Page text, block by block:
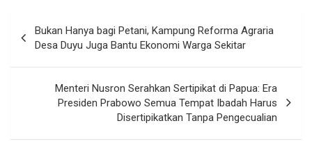
pos
Bukan Hanya bagi Petani, Kampung Reforma Agraria
Desa Duyu Juga Bantu Ekonomi Warga Sekitar
Menteri Nusron Serahkan Sertipikat di Papua: Era
Presiden Prabowo Semua Tempat Ibadah Harus
Disertipikatkan Tanpa Pengecualian